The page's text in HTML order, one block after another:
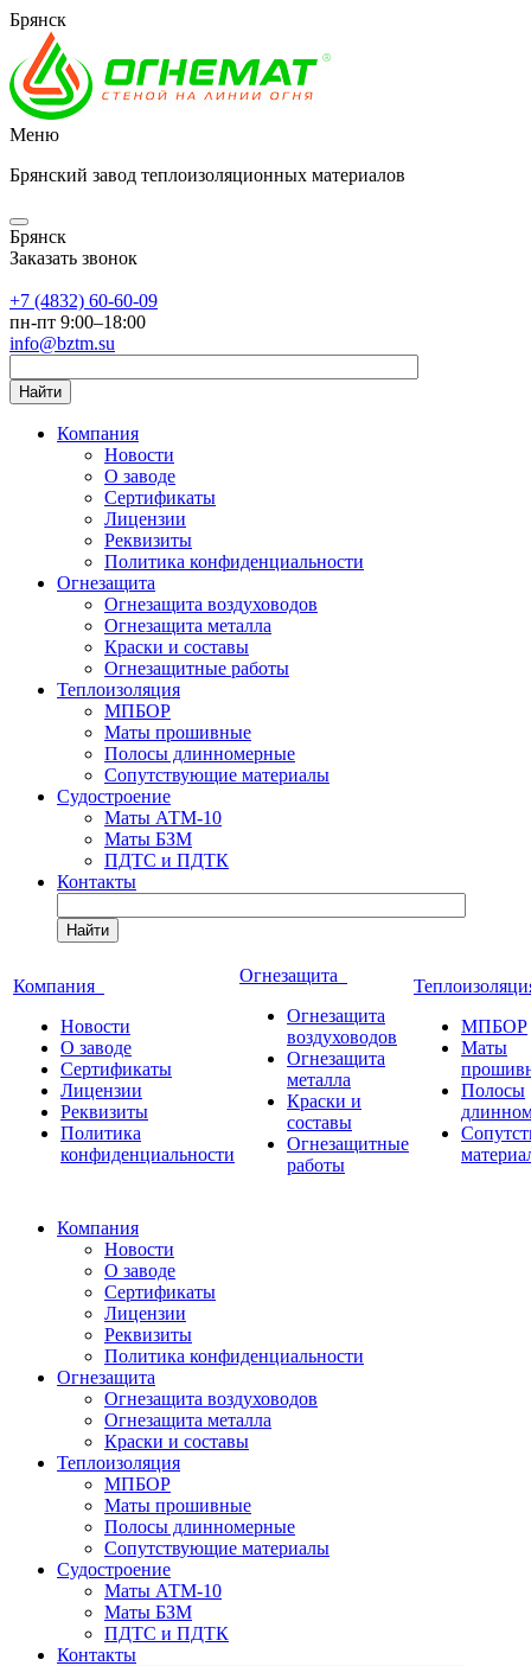
Брянск
Меню
Брянский завод теплоизоляционных материалов
Брянск
Заказать звонок
+7 (4832) 60-60-09
пн-пт 9:00–18:00
info@bztm.su
Найти
Компания
Новости
О заводе
Сертификаты
Лицензии
Реквизиты
Политика конфиденциальности
Огнезащита
Огнезащита воздуховодов
Огнезащита металла
Краски и составы
Огнезащитные работы
Теплоизоляция
МПБОР
Маты прошивные
Полосы длинномерные
Сопутствующие материалы
Судостроение
Маты АТМ-10
Маты БЗМ
ПДТС и ПДТК
Контакты
Найти
Компания
Новости
О заводе
Сертификаты
Лицензии
Реквизиты
Политика
конфиденциальности
Огнезащита
Огнезащита
воздуховодов
Огнезащита
металла
Краски и
составы
Огнезащитные
работы
МПБОР
Маты
Полосы
Компания
Новости
О заводе
Сертификаты
Лицензии
Реквизиты
Политика конфиденциальности
Огнезащита
Огнезащита воздуховодов
Огнезащита металла
Краски и составы
Теплоизоляция
МПБОР
Маты прошивные
Полосы длинномерные
Сопутствующие материалы
Судостроение
Маты АТМ-10
Маты БЗМ
ПДТС и ПДТК
Контакты